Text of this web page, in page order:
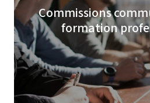
Commissions
formation